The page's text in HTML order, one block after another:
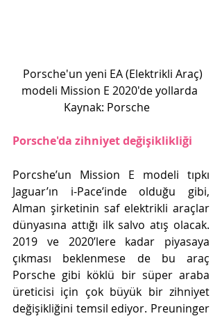
modeli Mission E 2020'de yollarda
Kaynak: Porsche
Porsche'da zihniyet değişiklikliği
Porcshe’un Mission E modeli tıpkı
Jaguar’ın i-Pace’inde olduğu gibi,
Alman şirketinin saf elektrikli araçlar
dünyasına attığı ilk salvo atış olacak.
2019 ve 2020’lere kadar piyasaya
çıkması beklenmese de bu araç
Porsche gibi köklü bir süper araba
üreticisi için çok büyük bir zihniyet
değişikliğini temsil ediyor. Preuninger